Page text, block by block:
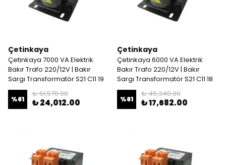
Çetinkaya
Çetinkaya 7000 VA Elektrik
Bakır Trafo 220/12V | Bakır
Sargı Transformatör S21 C11 19
%61
₺ 61,570.00
₺ 24,012.00
Çetinkaya
Çetinkaya 6000 VA Elektrik
Bakır Trafo 220/12V | Bakır
Sargı Transformatör S21 C11 18
%61
₺ 45,340.00
₺ 17,682.00